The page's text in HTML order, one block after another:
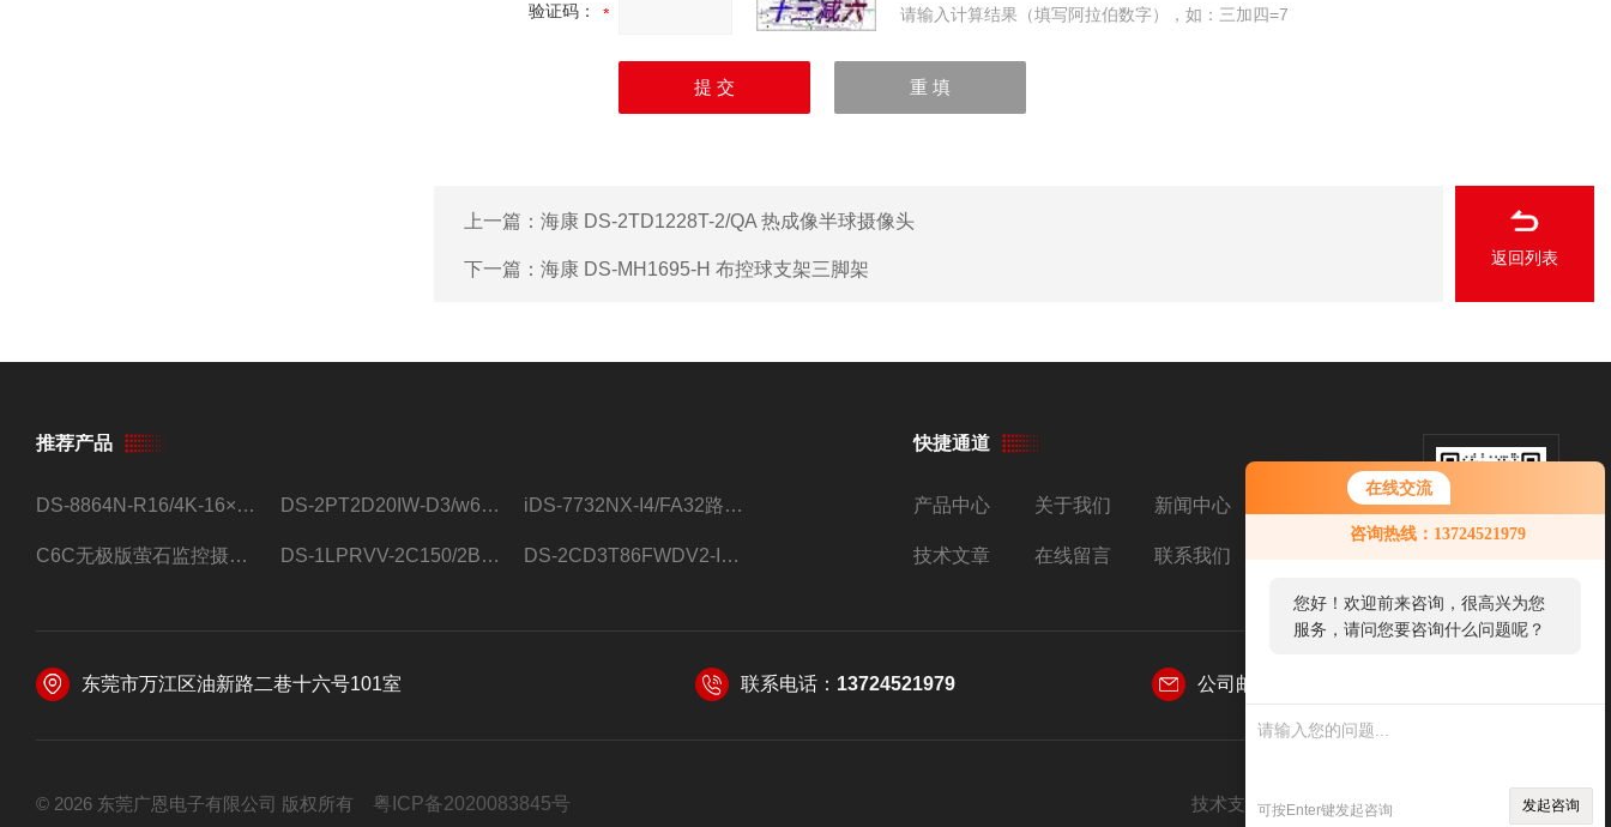
在线交流
咨询热线：13724521979
您好！欢迎前来咨询，很高兴为您
服务，请问您要咨询什么问题呢？
可按Enter键发起咨询 发起咨询
验证码： 请输入计算结果（填写阿拉伯数字），如：三加四=7
上一篇： 海康 DS-2TD1228T-2/QA 热成像半球摄像头
下一篇： 海康 DS-MH1695-H 布控球支架三脚架
返回列表
推荐产品
DS-8864N-R16/4K-16×4T/希捷16盘位录像机 DS-2PT2D20IW-D3/w64路高清硬盘录像机 iDS-7732NX-I4/FA32路监控硬盘录像机
C6C无极版萤石监控摄像头 DS-1LPRVV-2C150/2B监控室外夜视高清电源线护套线200米/卷 DS-2CD3T86FWDV2-I8S4g监控摄像头
快捷通道
产品中心 关于我们 新闻中心
技术文章 在线留言 联系我们
东莞市万江区油新路二巷十六号101室 联系电话： 13724521979 公司邮箱：
© 2026 东莞广恩电子有限公司 版权所有 粤ICP备2020083845号 技术支持：智慧城市网 sitemap.xml